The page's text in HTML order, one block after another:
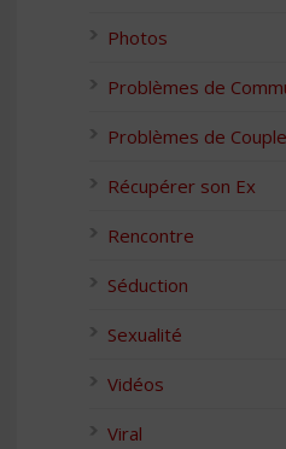
Photos
Problèmes de
Problèmes de Couple
Récupérer son Ex
Rencontre
Séduction
Sexualité
Vidéos
Viral